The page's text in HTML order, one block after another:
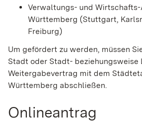
Verwaltungs- und
Württemberg (Stuttgart,
Freiburg)
Um gefördert zu werden, müssen
Stadt oder Stadt- beziehungsweise
Weitergabevertrag mit dem
Württemberg abschließen.
Onlineantrag